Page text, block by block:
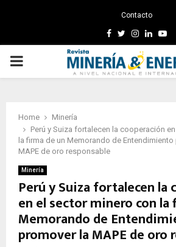
Contacto
Facebook
TwitterInstagram
PRIMARY
Home
Minería
Perú y Suiza fortalecen la cooperación
la firma de un Memorando de
MAPE de oro responsable
Minería
Perú y Suiza fortalecen la
en el sector minero con la
Memorando de
promover la MAPE de oro